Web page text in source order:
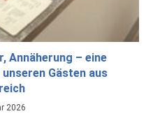
Annäherung – eine
Gästen aus
2026